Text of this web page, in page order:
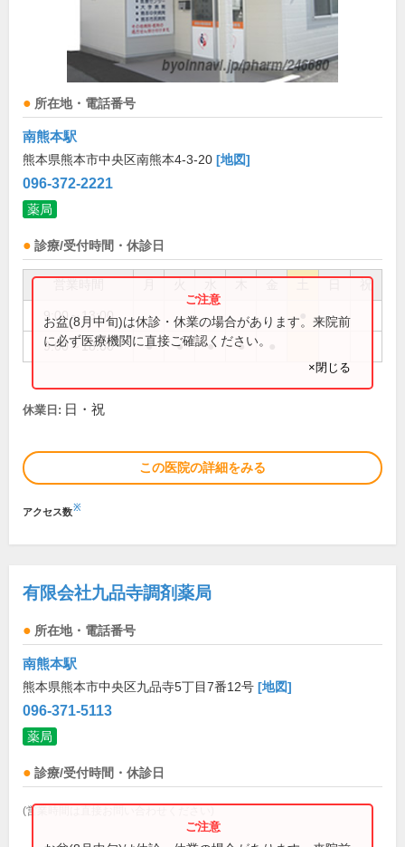
所在地・電話番号
南熊本駅
熊本県熊本市中央区南熊本4-3-20 [地図]
096-372-2221
薬局
診療/受付時間・休診日
祝
9:00～13:00
9:00～18:00 ● ● ● ●
お盆(8月中旬)は休診・休業の場合があります。来院前
に必ず医療機関に直接ご確認ください。
×閉じる
休業日: 日・祝
この医院の詳細をみる
アクセス数※
有限会社九品寺調剤薬局
所在地・電話番号
南熊本駅
熊本県熊本市中央区九品寺5丁目7番12号 [地図]
096-371-5113
薬局
診療/受付時間・休診日
(営業時間は直接お問い合わせください)